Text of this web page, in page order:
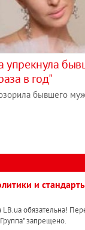
упрекнула
в год"
бывшего
и
обязательна!
запрещено.